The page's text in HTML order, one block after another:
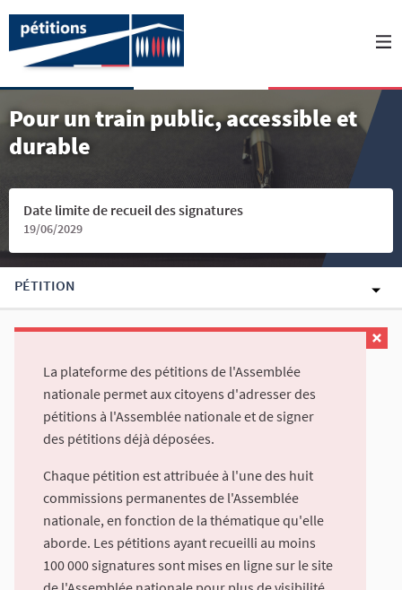
Pour un train public, accessible et
durable
Date limite de recueil des signatures
19/06/2029
PÉTITION
La plateforme des pétitions de l'Assemblée
nationale permet aux citoyens d'adresser des
pétitions à l'Assemblée nationale et de signer
des pétitions déjà déposées.
Chaque pétition est attribuée à l'une des huit
commissions permanentes de l'Assemblée
nationale, en fonction de la thématique qu'elle
aborde. Les pétitions ayant recueilli au moins
100 000 signatures sont mises en ligne sur le site